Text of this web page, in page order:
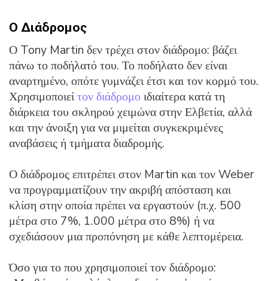
Ο Διάδρομος
Ο Tony Martin δεν τρέχει στον διάδρομο: βάζει
πάνω το ποδήλατό του. Το ποδήλατο δεν είναι
αναρτημένο, οπότε γυμνάζει έτσι και τον κορμό του.
Χρησιμοποιείτον διάδρομοιδιαίτερα κατά τη
διάρκεια του σκληρού χειμώνα στην Ελβετία, αλλά
και την άνοιξη για να μιμείται συγκεκριμένες
αναβάσεις ή τμήματα διαδρομής.
Ο διάδρομος επιτρέπει στον Martin και τον Weber
να προγραμματίζουν την ακριβή απόσταση και
κλίση στην οποία πρέπει να εργαστούν (π.χ. 500
μέτρα στο 7%, 1.000 μέτρα στο 8%) ή να
σχεδιάσουν μια προπόνηση με κάθε λεπτομέρεια.
Όσο για το που χρησιμοποιεί τον διάδρομο: